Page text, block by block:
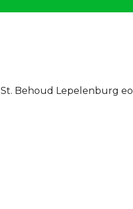
St. Behoud Lepelenburg eo